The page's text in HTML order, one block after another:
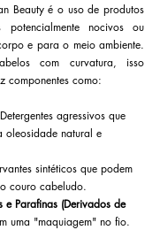
Beauty é o uso de produtos
potencialmente nocivos ou
e para o meio ambiente.
com curvatura, isso
componentes como:
Detergentes agressivos que
oleosidade natural e
sintéticos que podem
couro cabeludo.
e Parafinas (Derivados de
uma "maquiagem" no fio.